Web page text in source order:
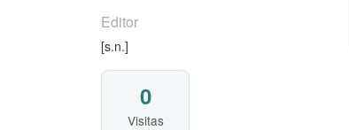
Editor
[s.n.]
0
Visitas